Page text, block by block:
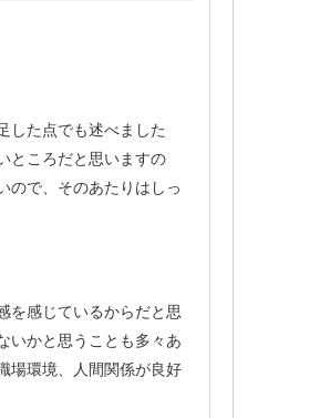
した点でも述べました
ところだと思いますの
ので、そのあたりはしっ
を感じているからだと思
いかと思うことも多々あ
場環境、人間関係が良好